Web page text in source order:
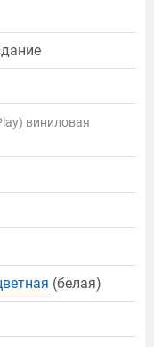
виниловая
(белая)